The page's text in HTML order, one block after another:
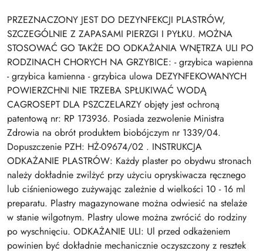
PRZEZNACZONY JEST DO DEZYNFEKCJI PLASTRÓW,
SZCZEGÓLNIE Z ZAPASAMI PIERZGI I PYŁKU. MOŻNA
STOSOWAĆ GO TAKŻE DO ODKAŻANIA WNĘTRZA ULI PO
RODZINACH CHORYCH NA GRZYBICE: - grzybica wapienna
- grzybica kamienna - grzybica ulowa DEZYNFEKOWANYCH
POWIERZCHNI NIE TRZEBA SPŁUKIWAĆ WODĄ
CAGROSEPT DLA PSZCZELARZY objęty jest ochroną
patentową nr: RP 173936. Posiada zezwolenie Ministra
Zdrowia na obrót produktem biobójczym nr 1339/04.
Dopuszczenie PZH: HŻ-09674/02 . INSTRUKCJA
ODKAŻANIE PLASTRÓW: Każdy plaster po obydwu stronach
należy dokładnie zwilżyć przy użyciu opryskiwacza ręcznego
lub ciśnieniowego zużywając zależnie d wielkości 10 - 16 ml
preparatu. Plastry magazynowane można odwiesić na stelaże
w stanie wilgotnym. Plastry ulowe można zwrócić do rodziny
po wyschnięciu. ODKAŻANIE ULI: Ul przed odkażeniem
powinien być dokładnie mechanicznie oczyszczony z resztek